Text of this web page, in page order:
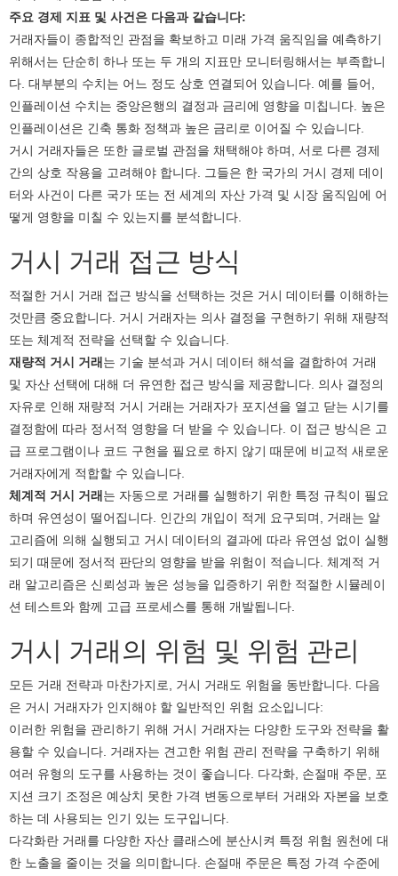
주요 경제 지표 및 사건은 다음과 같습니다:
거래자들이 종합적인 관점을 확보하고 미래 가격 움직임을 예측하기
위해서는 단순히 하나 또는 두 개의 지표만 모니터링해서는 부족합니
다. 대부분의 수치는 어느 정도 상호 연결되어 있습니다. 예를 들어,
인플레이션 수치는 중앙은행의 결정과 금리에 영향을 미칩니다. 높은
인플레이션은 긴축 통화 정책과 높은 금리로 이어질 수 있습니다.
거시 거래자들은 또한 글로벌 관점을 채택해야 하며, 서로 다른 경제
간의 상호 작용을 고려해야 합니다. 그들은 한 국가의 거시 경제 데이
터와 사건이 다른 국가 또는 전 세계의 자산 가격 및 시장 움직임에 어
떻게 영향을 미칠 수 있는지를 분석합니다.
거시 거래 접근 방식
적절한 거시 거래 접근 방식을 선택하는 것은 거시 데이터를 이해하는
것만큼 중요합니다. 거시 거래자는 의사 결정을 구현하기 위해 재량적
또는 체계적 전략을 선택할 수 있습니다.
재량적 거시 거래 는 기술 분석과 거시 데이터 해석을 결합하여 거래
및 자산 선택에 대해 더 유연한 접근 방식을 제공합니다. 의사 결정의
자유로 인해 재량적 거시 거래는 거래자가 포지션을 열고 닫는 시기를
결정함에 따라 정서적 영향을 더 받을 수 있습니다. 이 접근 방식은 고
급 프로그램이나 코드 구현을 필요로 하지 않기 때문에 비교적 새로운
거래자에게 적합할 수 있습니다.
체계적 거시 거래 는 자동으로 거래를 실행하기 위한 특정 규칙이 필요
하며 유연성이 떨어집니다. 인간의 개입이 적게 요구되며, 거래는 알
고리즘에 의해 실행되고 거시 데이터의 결과에 따라 유연성 없이 실행
되기 때문에 정서적 판단의 영향을 받을 위험이 적습니다. 체계적 거
래 알고리즘은 신뢰성과 높은 성능을 입증하기 위한 적절한 시뮬레이
션 테스트와 함께 고급 프로세스를 통해 개발됩니다.
거시 거래의 위험 및 위험 관리
모든 거래 전략과 마찬가지로, 거시 거래도 위험을 동반합니다. 다음
은 거시 거래자가 인지해야 할 일반적인 위험 요소입니다:
이러한 위험을 관리하기 위해 거시 거래자는 다양한 도구와 전략을 활
용할 수 있습니다. 거래자는 견고한 위험 관리 전략을 구축하기 위해
여러 유형의 도구를 사용하는 것이 좋습니다. 다각화, 손절매 주문, 포
지션 크기 조정은 예상치 못한 가격 변동으로부터 거래와 자본을 보호
하는 데 사용되는 인기 있는 도구입니다.
다각화란 거래를 다양한 자산 클래스에 분산시켜 특정 위험 원천에 대
한 노출을 줄이는 것을 의미합니다. 손절매 주문은 특정 가격 수준에